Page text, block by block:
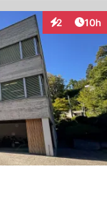
2
Interaktionen
10h